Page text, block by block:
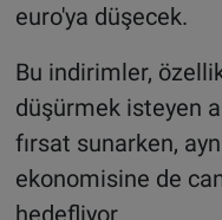
euro'ya düşecek.
Bu indirimler,
düşürmek isteyen
fırsat sunarken,
ekonomisine de
hedefliyor.